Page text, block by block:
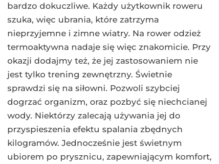
bardzo dokuczliwe. Każdy użytkownik roweru
szuka, więc ubrania, które zatrzyma
nieprzyjemne i zimne wiatry. Na rower odzież
termoaktywna nadaje się więc znakomicie. Przy
okazji dodajmy też, że jej zastosowaniem nie
jest tylko trening zewnętrzny. Świetnie
sprawdzi się na siłowni. Pozwoli szybciej
dogrzać organizm, oraz pozbyć się niechcianej
wody. Niektórzy zalecają używania jej do
przyspieszenia efektu spalania zbędnych
kilogramów. Jednocześnie jest świetnym
ubiorem po prysznicu, zapewniającym komfort,